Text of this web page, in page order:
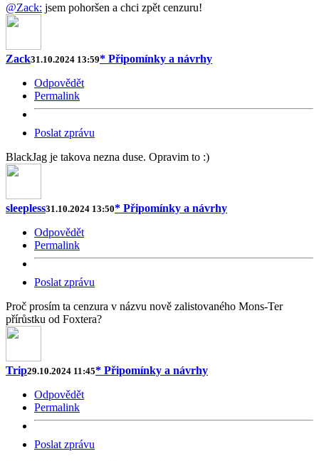
@Zack: jsem pohoršen a chci zpět cenzuru!
Zack31.10.2024 13:59* Připomínky a návrhy
Odpovědět
Permalink
Poslat zprávu
BlackJag je takova nezna duse. Opravim to :)
sleepless31.10.2024 13:50* Připomínky a návrhy
Odpovědět
Permalink
Poslat zprávu
Proč prosím ta cenzura v názvu nově zalistovaného Mons-Ter
přírůstku od Foxtera?
Trip29.10.2024 11:45* Připomínky a návrhy
Odpovědět
Permalink
Poslat zprávu